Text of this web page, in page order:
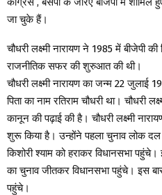
जा चुके हैं।
चौधरी लक्ष्मी नारायण ने 1985 में बीजेपी
राजनीतिक सफर की शुरुआत की थी।
चौधरी लक्ष्मी नारायण का जन्म 22
पिता का नाम रतिराम चौधरी था। चौधरी
कानून की पढ़ाई की है। चौधरी लक्ष्मी
शुरू किया है। उन्होंने पहला चुनाव लोक
किशोरी श्याम को हराकर विधानसभा
का चुनाव जीतकर विधानसभा पहुंचे। इस
पहुंचे।